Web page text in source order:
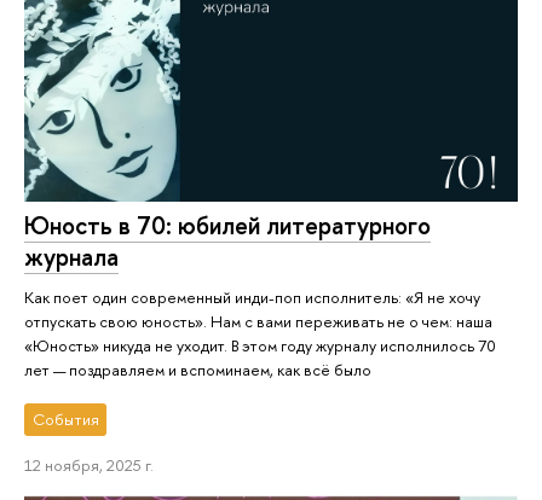
Юность в 70: юбилей литературного
журнала
Как поет один современный инди-поп исполнитель: «Я не хочу
отпускать свою юность». Нам с вами переживать не о чем: наша
«Юность» никуда не уходит. В этом году журналу исполнилось 70
лет — поздравляем и вспоминаем, как всё было
События
12 ноября, 2025 г.